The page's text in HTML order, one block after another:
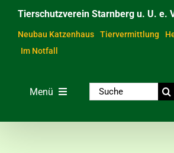
Inhalt
springen
Tierschutzverein Starnberg u. U. e.
Neubau Katzenhaus Tiervermittlung
Im Notfall
Menü
Suche
nach: